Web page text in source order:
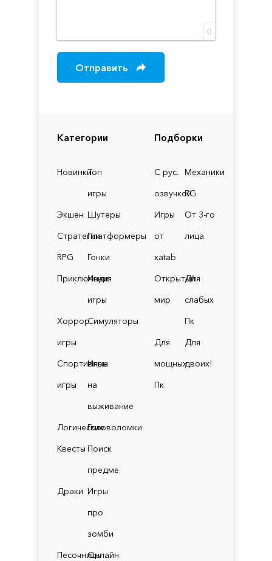
Категории
НовинкиТоп
игры
Экшен Шутеры
СтратегииПлатформеры
RPG
Гонки
Приключения
Инди
игры
Хоррор
игры
Симуляторы
Спортивные
игры
Игры
на
выживание
ЛогическиеГоловоломки
Квесты Поиск
предме.
Драки Игры
про
зомби
ПесочницыОнлайн
Подборки
С рус.
озвучкой
Механики
RG
Игры
от
xatab
От 3-го
лица
Открытый
мир
Для
слабых
Пк
Для
мощных
Пк
Для
двоих!
0
Отправить